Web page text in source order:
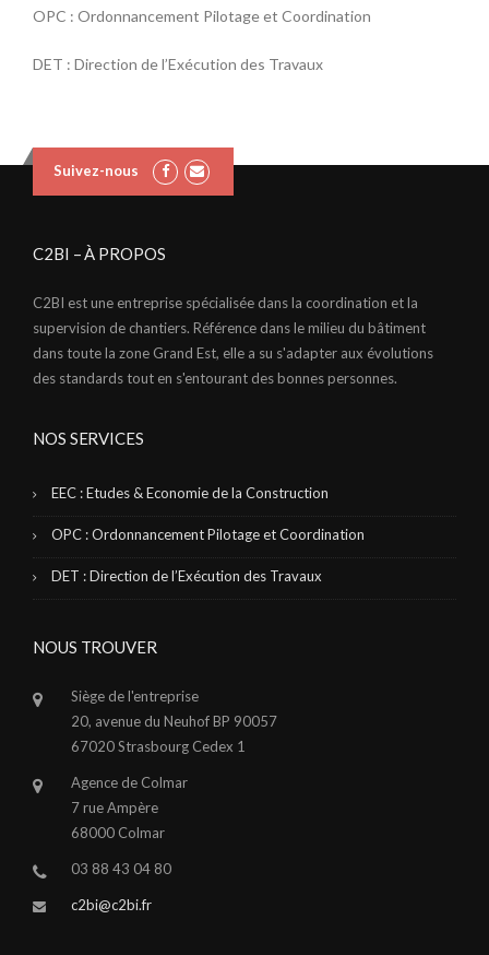
OPC : Ordonnancement Pilotage et Coordination
DET : Direction de l’Exécution des Travaux
Suivez-nous
C2BI – À PROPOS
C2BI est une entreprise spécialisée dans la coordination et la
supervision de chantiers. Référence dans le milieu du bâtiment
dans toute la zone Grand Est, elle a su s'adapter aux évolutions
des standards tout en s'entourant des bonnes personnes.
NOS SERVICES
EEC : Etudes & Economie de la Construction
OPC : Ordonnancement Pilotage et Coordination
DET : Direction de l’Exécution des Travaux
NOUS TROUVER
Siège de l'entreprise
20, avenue du Neuhof BP 90057
67020 Strasbourg Cedex 1
Agence de Colmar
7 rue Ampère
68000 Colmar
03 88 43 04 80
c2bi@c2bi.fr